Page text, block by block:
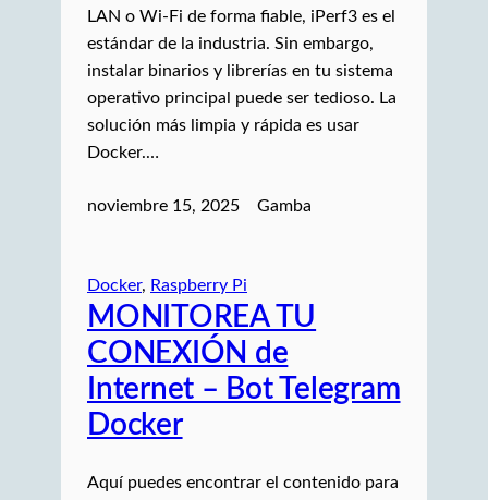
LAN o Wi-Fi de forma fiable, iPerf3 es el
estándar de la industria. Sin embargo,
instalar binarios y librerías en tu sistema
operativo principal puede ser tedioso. La
solución más limpia y rápida es usar
Docker.…
noviembre 15, 2025 Gamba
Docker, Raspberry Pi
MONITOREA TU
CONEXIÓN de
Internet – Bot Telegram
Docker
Aquí puedes encontrar el contenido para